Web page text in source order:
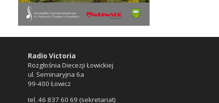
Radio Victoria
Rozgłośnia Diecezji Łowickiej
ul. Seminaryjna 6a
99-400 Łowicz
tel. 46 837 60 69 (sekretariat)